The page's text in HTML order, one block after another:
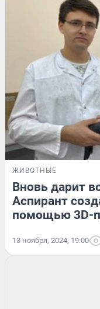
ЖИВОТНЫЕ
Вновь дарит
Аспирант
помощью 3D-
13 ноября, 2024, 19:00